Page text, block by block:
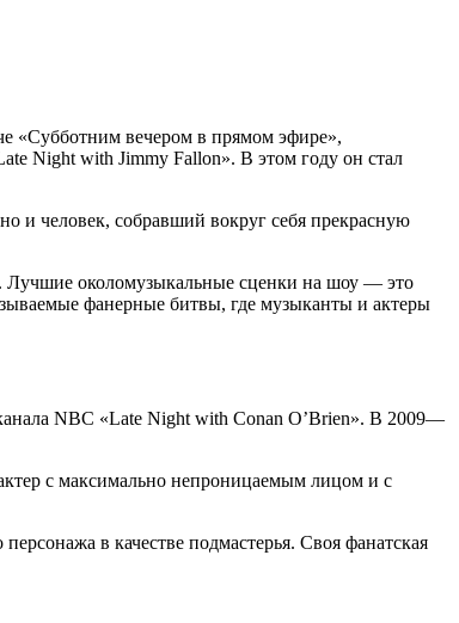
«Субботним вечером в прямом эфире»,
Night with Jimmy Fallon». В этом году он стал
и человек, собравший вокруг себя прекрасную
околомузыкальные сценки на шоу — это
фанерные битвы, где музыканты и актеры
NBC «Late Night with Conan O’Brien». В 2009—
c максимально непроницаемым лицом и с
в качестве подмастерья. Своя фанатская